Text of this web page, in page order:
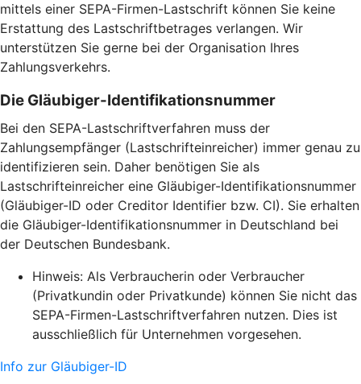
mittels einer SEPA-Firmen-Lastschrift können Sie keine
Erstattung des Lastschriftbetrages verlangen. Wir
unterstützen Sie gerne bei der Organisation Ihres
Zahlungsverkehrs.
Die Gläubiger-Identifikationsnummer
Bei den SEPA-Lastschriftverfahren muss der
Zahlungsempfänger (Lastschrifteinreicher) immer genau zu
identifizieren sein. Daher benötigen Sie als
Lastschrifteinreicher eine Gläubiger-Identifikationsnummer
(Gläubiger-ID oder Creditor Identifier bzw. CI). Sie erhalten
die Gläubiger-Identifikationsnummer in Deutschland bei
der Deutschen Bundesbank.
Hinweis: Als Verbraucherin oder Verbraucher
(Privatkundin oder Privatkunde) können Sie nicht das
SEPA-Firmen-Lastschriftverfahren nutzen. Dies ist
ausschließlich für Unternehmen vorgesehen.
Info zur Gläubiger-ID